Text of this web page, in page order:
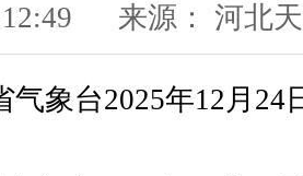
来源： 河北
台2025年12月24